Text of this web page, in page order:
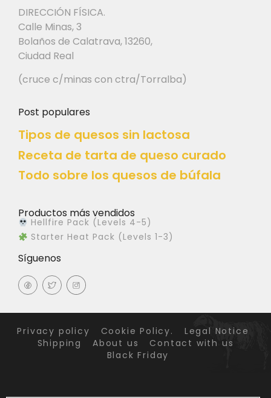
DIRECCIÓN FÍSICA.
Calle Minas, 3
Bolaños de Calatrava, 13260,
Ciudad Real
(cruce c/minas con ctra/Torralba)
Post populares
Tipos de quesos sin lactosa
Receta de tarta de queso curado
Todo sobre los quesos de búfala
Productos más vendidos
Hellfire Pack (Levels 4-5)
Starter Heat Pack (Levels 1-3)
Síguenos
Privacy policy Cookie Policy.
Legal Notice
Shipping
About us
Contact with us
Black Friday